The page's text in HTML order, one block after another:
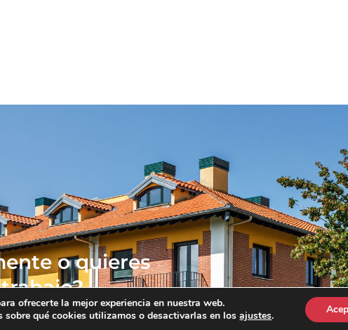
o quieres
ofrecerte la mejor experiencia en nuestra web.
sobre qué cookies utilizamos o desactivarlas en losajustes.